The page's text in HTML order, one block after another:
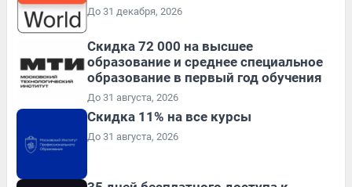
До 31 декабря, 2026
Скидка 72 000 на высшее
образование и среднее специальное
образование в первый год обучения
До 31 августа, 2026
Скидка 11% на все курсы
До 31 августа, 2026